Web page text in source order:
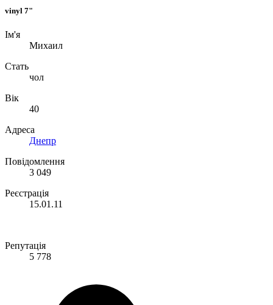
vinyl 7"
Ім'я
Михаил
Стать
чол
Вік
40
Адреса
Днепр
Повідомлення
3 049
Реєстрація
15.01.11
Репутація
5 778